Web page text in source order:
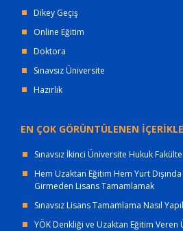
Dikey Geçiş
Online Eğitim
Doktora
Sınavsız Üniversite
Hazırlık
EN ÇOK GÖRÜNTÜLENEN
Sınavsız İkinci Üniversite Hukuk
Hem Uzaktan Eğitim Hem Yurt
Girmeden Lisans Tamamlamak
Sınavsız Lisans Tamamlama Nasıl
YÖK Denkliği ve Uzaktan Eğitim